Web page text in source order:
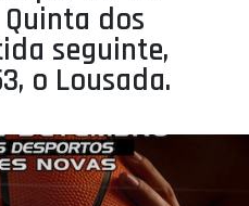
dos
seguinte,
o Lousada.